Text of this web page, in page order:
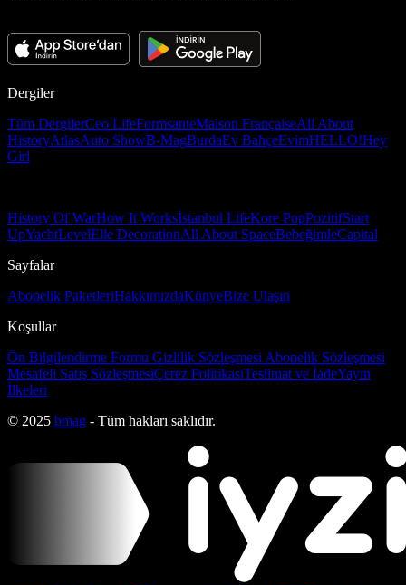
Dergiler
Tüm DergilerCeo LifeFormsanteMaison FrançaiseAll About
HistoryAtlasAuto ShowB-MagBurdaEv BahçeEvimHELLO!Hey
Girl
History Of WarHow It Worksİstanbul LifeKore PopPozitifStart
UpYachtLevelElle DecorationAll About SpaceBebeğimleCapital
Sayfalar
Abonelik PaketleriHakkımızdaKünyeBize Ulaşın
Koşullar
Ön Bilgilendirme Formu Gizlilik Sözleşmesi Abonelik Sözleşmesi
Mesafeli Satış SözleşmesiÇerez PolitikasıTeslimat ve İadeYayın
İlkeleri
© 2025 bmag - Tüm hakları saklıdır.